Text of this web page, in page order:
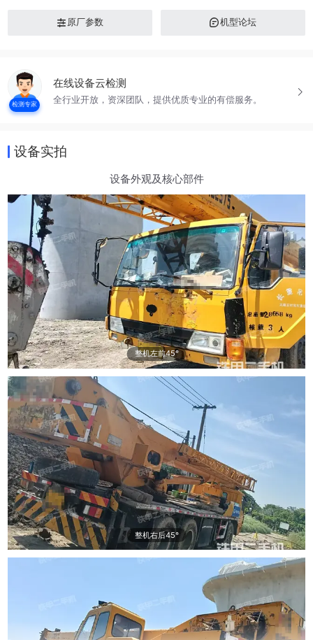
原厂参数 机型论坛
检测专家
在线设备云检测
全行业开放，资深团队，提供优质专业的有偿服务。
设备实拍
设备外观及核心部件
整机左前45°
整机右后45°